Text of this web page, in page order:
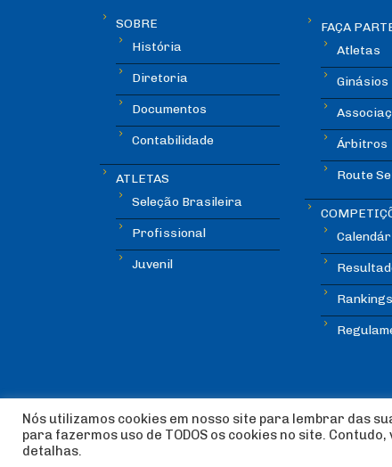
SOBRE
História
Diretoria
Documentos
Contabilidade
ATLETAS
Seleção Brasileira
Profissional
Juvenil
FAÇA
Atletas
Ginásios
Árbitros
Route
Rankings
© Copyright ABEE | Associação Brasileira de
Nós utilizamos cookies em nosso site para lembrar das
para fazermos uso de TODOS os cookies no site.
detalhas.